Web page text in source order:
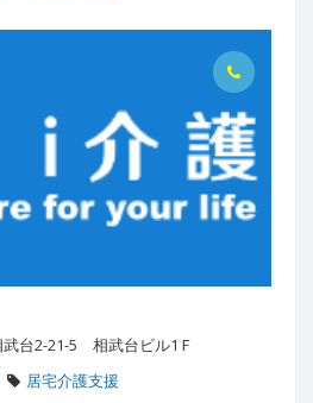
台2-21-5 相武台ビル1Ｆ
居宅介護支援